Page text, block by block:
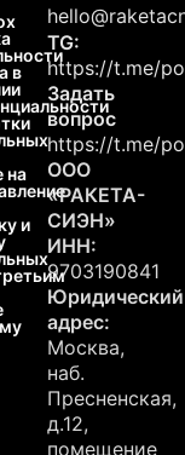
в
на
и
TG:
https://t.me/
Задать
вопрос
https://t.me/
ООО
«РАКЕТА-
СИЭН»
ИНН:
9703190841
Юридический
адрес:
Москва,
наб.
Пресненская,
д.12,
помещение